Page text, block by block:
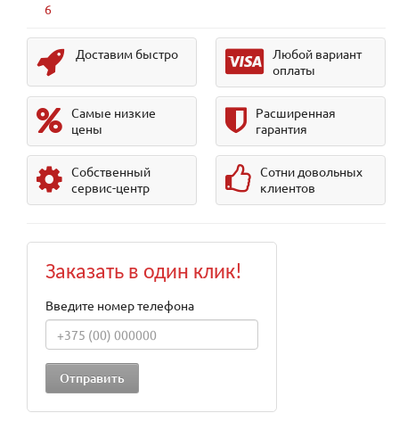
6
Доставим быстро
Любой вариант
оплаты
Самые низкие
цены
Расширенная
гарантия
Собственный
сервис-центр
Сотни довольных
клиентов
Заказать в один клик!
Введите номер телефона